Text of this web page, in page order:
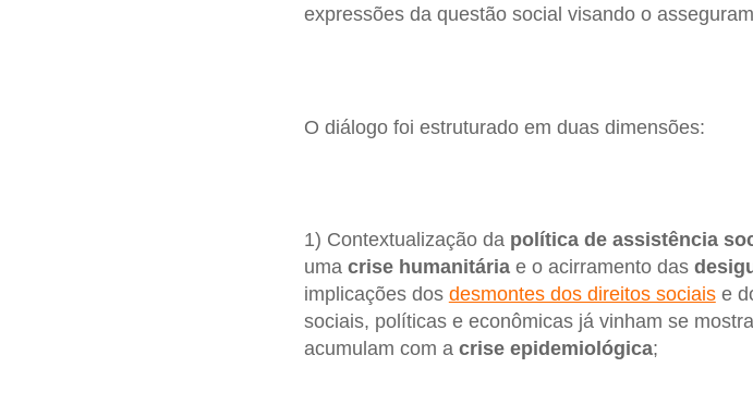
expressões da questão social visando o
O diálogo foi estruturado em duas dimensões:
1) Contextualização da política de assistência
uma crise humanitáriae o acirramento das
implicações dos desmontes dos direitos sociaise
sociais, políticas e econômicas já vinham se
acumulam com a crise epidemiológica;